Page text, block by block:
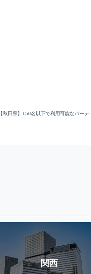
【秋田県】150名以下で利用可能なパーテ
関西